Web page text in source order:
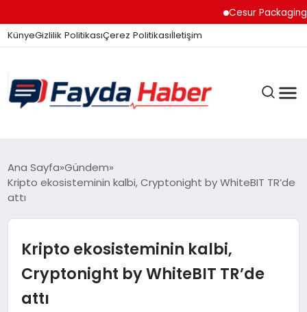
Cesur Packaging,
KünyeGizlilik PolitikasıÇerez Politikasıİletişim
GÜNDEM
TEKNOLOJI
Ana Sayfa Gündem
Kripto ekosisteminin kalbi, Cryptonight by WhiteBIT TR’de
attı
Kripto ekosisteminin kalbi,
Cryptonight by WhiteBIT TR’de
attı